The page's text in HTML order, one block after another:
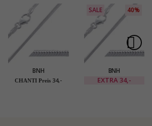
BNH
Schlangenhalskette
CHANTI Preis 34,-
SALE 40%
BNH
Schlangenhalskette
EXTRA34,-